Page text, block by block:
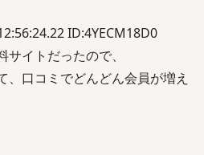
ID:4YECM18D0
イトだったので、
、口コミでどんどん会員が増え